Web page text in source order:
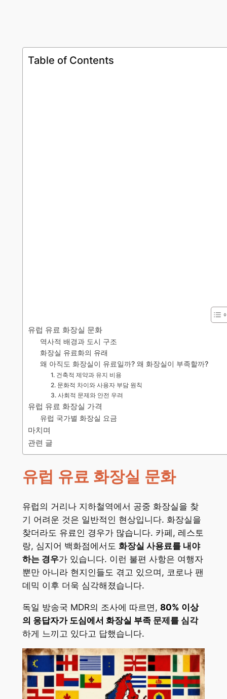
Table of Contents
유럽 유료 화장실 문화
역사적 배경과 도시 구조
화장실 유료화의 유래
왜 아직도 화장실이 유료일까? 왜 화장실이 부족할까?
1. 건축적 제약과 유지 비용
2. 문화적 차이와 사용자 부담 원칙
3. 사회적 문제와 안전 우려
유럽 유료 화장실 가격
유럽 국가별 화장실 요금
마치며
관련 글
유럽 유료 화장실 문화
유럽의 거리나 지하철역에서 공중 화장실을 찾
기 어려운 것은 일반적인 현상입니다. 화장실을
찾더라도 유료인 경우가 많습니다. 카페, 레스토
랑, 심지어 백화점에서도 화장실 사용료를 내야
하는 경우가 있습니다. 이런 불편 사항은 여행자
뿐만 아니라 현지인들도 겪고 있으며, 코로나 팬
데믹 이후 더욱 심각해졌습니다.
독일 방송국 MDR의 조사에 따르면, 80% 이상
의 응답자가 도심에서 화장실 부족문제를 심각
하게 느끼고 있다고 답했습니다.